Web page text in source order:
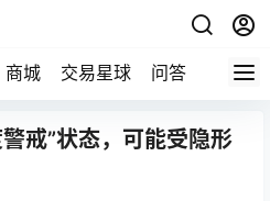
商城 交易星球 问答 专题
戒”状态，可能受隐形